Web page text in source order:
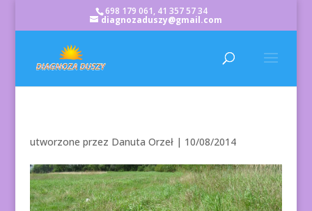
698 179 061, 41 357 57 34
diagnozaduszy@gmail.com
utworzone przez Danuta Orzeł| 10/08/2014